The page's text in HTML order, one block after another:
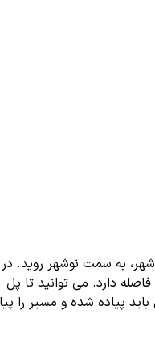
به سمت نوشهر روید.
جاده باریک تقریبا 8 کیلومتر با نوشهر فاصله دارد. می توانید تا پل
پیاده شده و مسیر را